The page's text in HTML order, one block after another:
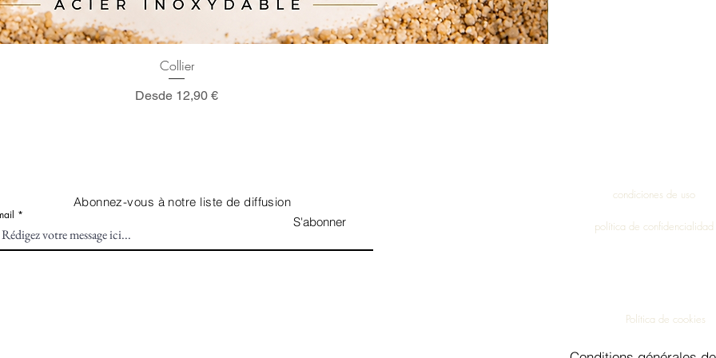
Vista rápida
Collier
Desde 12,90 €
Precio de oferta
Abonnez-vous à notre liste de diffusion
S'abonner
condiciones de uso
política de confidencialidad
Política de cookies